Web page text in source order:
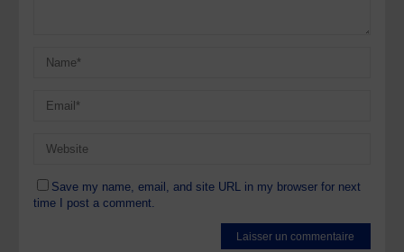
Save my name, email, and site URL in my browser for next
time I post a comment.